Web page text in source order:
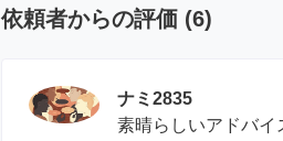
依頼者からの評価 (6)
ナミ2835
素晴らしいアドバイ